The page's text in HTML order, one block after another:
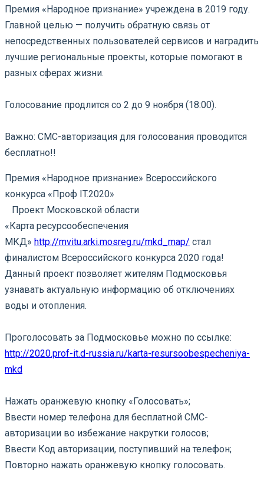
Премия «Народное признание» учреждена в 2019 году.
Главной целью — получить обратную связь от
непосредственных пользователей сервисов и наградить
лучшие региональные проекты, которые помогают в
разных сферах жизни.
Голосование продлится со 2 до 9 ноября (18:00).
Важно: СМС-авторизация для голосования проводится
бесплатно!!
Премия «Народное признание» Всероссийского
конкурса «Проф IT.2020»
⠀Проект Московской области
«Карта ресурсообеспечения
МКД» http://mvitu.arki.mosreg.ru/mkd_map/ стал
финалистом Всероссийского конкурса 2020 года!
Данный проект позволяет жителям Подмосковья
узнавать актуальную информацию об отключениях
воды и отопления.
Проголосовать за Подмосковье можно по ссылке:
http://2020.prof-it.d-russia.ru/karta-resursoobespecheniya-
mkd
Нажать оранжевую кнопку «Голосовать»;
Ввести номер телефона для бесплатной СМС-
авторизации во избежание накрутки голосов;
Ввести Код авторизации, поступивший на телефон;
Повторно нажать оранжевую кнопку голосовать.